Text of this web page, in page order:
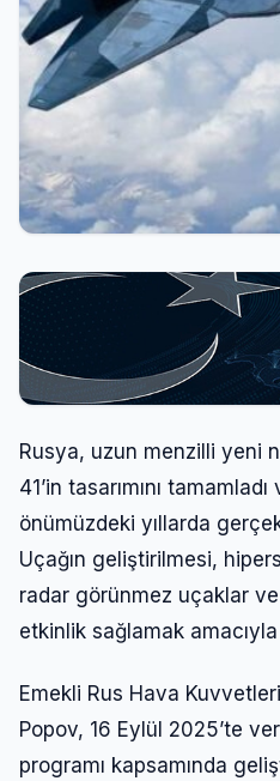
Rusya, uzun menzilli yeni
41’in tasarımını
önümüzdeki yıllarda
Uçağın geliştirilmesi,
radar görünmez uçaklar
etkinlik sağlamak
Emekli Rus Hava
Popov, 16 Eylül 2025’te
programı kapsamında